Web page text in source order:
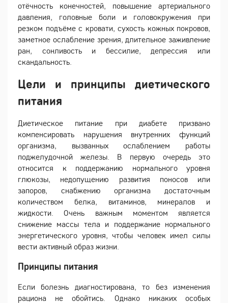
отёчность конечностей, повышение артериального
давления, головные боли и головокружения при
резком подъёме с кровати, сухость кожных покровов,
заметное ослабление зрения, длительное заживление
ран, сонливость и бессилие, депрессия или
скандальность.
Цели и принципы диетического
питания
Диетическое питание при диабете призвано
компенсировать нарушения внутренних функций
организма, вызванных ослаблением работы
поджелудочной железы. В первую очередь это
относится к поддержанию нормального уровня
глюкозы, недопущению развития поносов или
запоров, снабжению организма достаточным
количеством белка, витаминов, минералов и
жидкости. Очень важным моментом является
снижение массы тела и поддержание нормального
энергетического уровня, чтобы человек имел силы
вести активный образ жизни.
Принципы питания
Если болезнь диагностирована, то без изменения
рациона не обойтись. Однако никаких особых